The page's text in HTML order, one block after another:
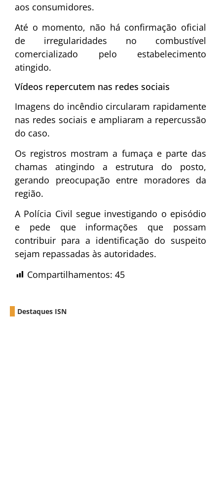
aos consumidores.
Até o momento, não há confirmação oficial
de irregularidades no combustível
comercializado pelo estabelecimento
atingido.
Vídeos repercutem nas redes sociais
Imagens do incêndio circularam rapidamente
nas redes sociais e ampliaram a repercussão
do caso.
Os registros mostram a fumaça e parte das
chamas atingindo a estrutura do posto,
gerando preocupação entre moradores da
região.
A Polícia Civil segue investigando o episódio
e pede que informações que possam
contribuir para a identificação do suspeito
sejam repassadas às autoridades.
Compartilhamentos: 45
Destaques ISN